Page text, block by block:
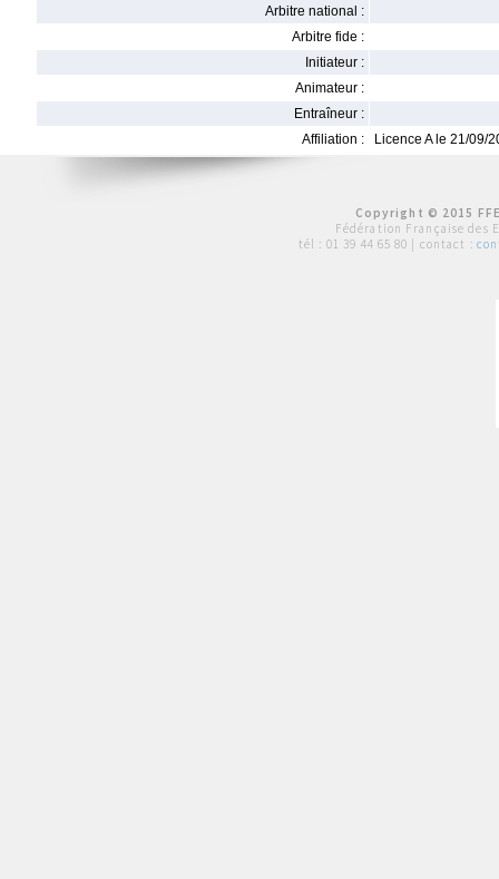
Arbitre national :
Arbitre fide :
Initiateur :
Animateur :
Entraîneur :
Affiliation :
Licence A le 21/09/
Copyright © 2015
Fédération Française des
tél : 01 39 44 65 80 | contact :